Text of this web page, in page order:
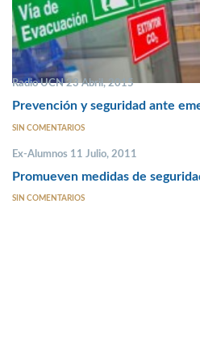
Radio UCN 23 Abril, 2015
Prevención y seguridad ante
SIN COMENTARIOS
Ex-Alumnos 11 Julio, 2011
Promueven medidas de
SIN COMENTARIOS